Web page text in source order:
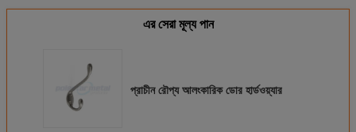
এর সেরা মূল্য পান
প্রাচীন রৌপ্য আলংকারিক ডোর হার্ডওয়্যার